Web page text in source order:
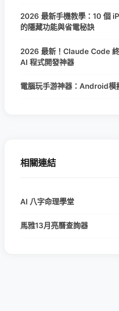
2026 最新手機教學：10 個
的隱藏功能與省電秘訣
2026 最新！Claude Code
AI 程式開發神器
電腦玩手游神器：Android
相關連結
AI 八字命理學堂
馬雅13月亮曆查詢器